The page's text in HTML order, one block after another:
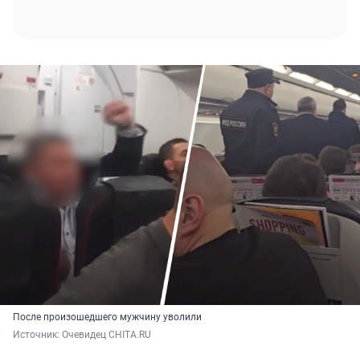
После произошедшего мужчину уволили
Источник: Очевидец CHITA.RU